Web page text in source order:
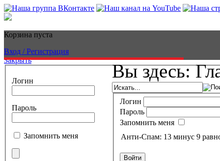
Корзина пуста
Вход / Регистрация
Закрыть
Логин
Пароль
Запомнить меня
Вы здесь:
Логин
Пароль
Запомнить меня
Анти-Спам: 13 минус 9
Войти